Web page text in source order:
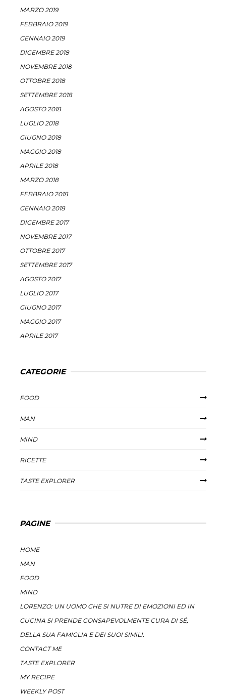
MARZO 2019
FEBBRAIO 2019
GENNAIO 2019
DICEMBRE 2018
NOVEMBRE 2018
OTTOBRE 2018
SETTEMBRE 2018
AGOSTO 2018
LUGLIO 2018
GIUGNO 2018
MAGGIO 2018
APRILE 2018
MARZO 2018
FEBBRAIO 2018
GENNAIO 2018
DICEMBRE 2017
NOVEMBRE 2017
OTTOBRE 2017
SETTEMBRE 2017
AGOSTO 2017
LUGLIO 2017
GIUGNO 2017
MAGGIO 2017
APRILE 2017
CATEGORIE
FOOD
MAN
MIND
RICETTE
TASTE EXPLORER
PAGINE
HOME
MAN
FOOD
MIND
LORENZO: UN UOMO CHE SI NUTRE DI EMOZIONI ED IN
CUCINA SI PRENDE CONSAPEVOLMENTE CURA DI SÉ,
DELLA SUA FAMIGLIA E DEI SUOI SIMILI.
CONTACT ME
TASTE EXPLORER
MY RECIPE
WEEKLY POST